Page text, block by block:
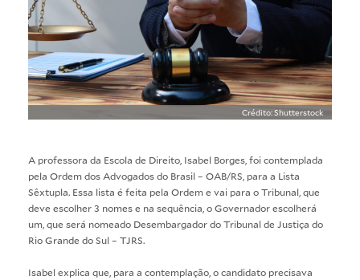
Crédito: Shutterstock
A professora da Escola de Direito, Isabel Borges, foi contemplada
pela Ordem dos Advogados do Brasil – OAB/RS, para a Lista
Sêxtupla. Essa lista é feita pela Ordem e vai para o Tribunal, que
deve escolher 3 nomes e na sequência, o Governador escolherá
um, que será nomeado Desembargador do Tribunal de Justiça do
Rio Grande do Sul – TJRS.
Isabel explica que, para a contemplação, o candidato precisava